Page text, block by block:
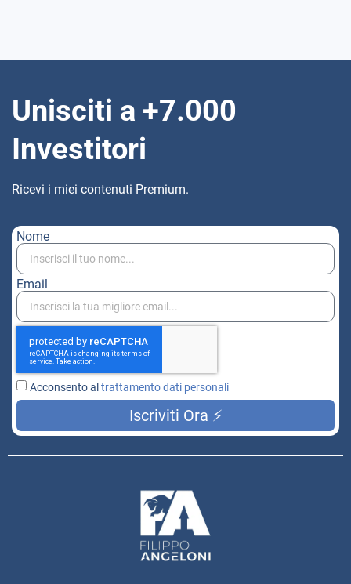
Unisciti a +7.000
Investitori
Ricevi i miei contenuti Premium.
Nome
Email
Acconsento al trattamento dati personali
Iscriviti Ora ⚡